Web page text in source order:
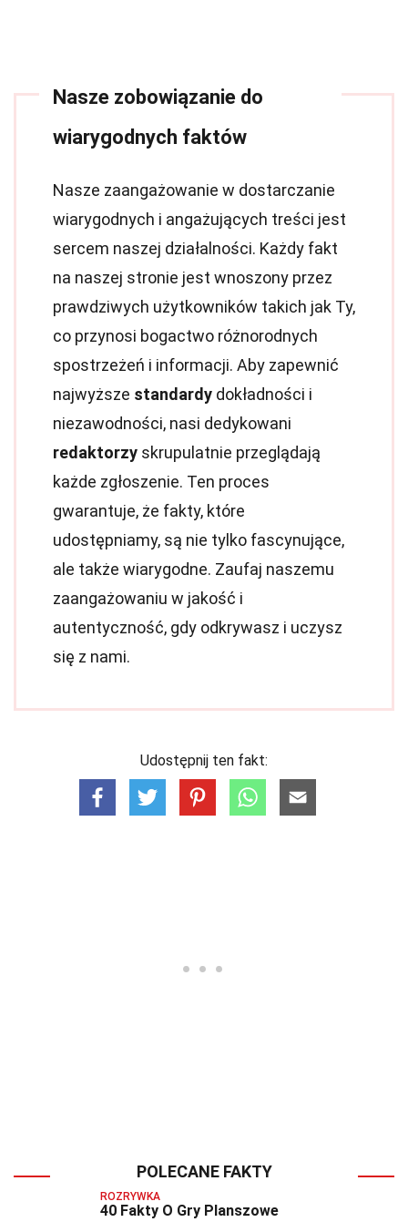
Nasze zobowiązanie do
wiarygodnych faktów
Nasze zaangażowanie w dostarczanie
wiarygodnych i angażujących treści jest
sercem naszej działalności. Każdy fakt
na naszej stronie jest wnoszony przez
prawdziwych użytkowników takich jak Ty,
co przynosi bogactwo różnorodnych
spostrzeżeń i informacji. Aby zapewnić
najwyższe standardy dokładności i
niezawodności, nasi dedykowani
redaktorzy skrupulatnie przeglądają
każde zgłoszenie. Ten proces
gwarantuje, że fakty, które
udostępniamy, są nie tylko fascynujące,
ale także wiarygodne. Zaufaj naszemu
zaangażowaniu w jakość i
autentyczność, gdy odkrywasz i uczysz
się z nami.
Udostępnij ten fakt:
POLECANE FAKTY
ROZRYWKA
40 Fakty O Gry Planszowe